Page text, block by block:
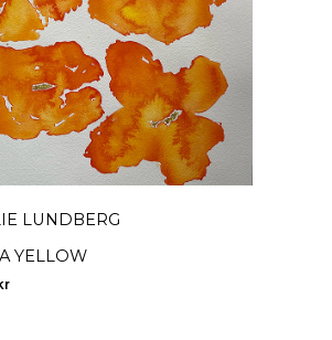
LUNDBERG
YELLOW